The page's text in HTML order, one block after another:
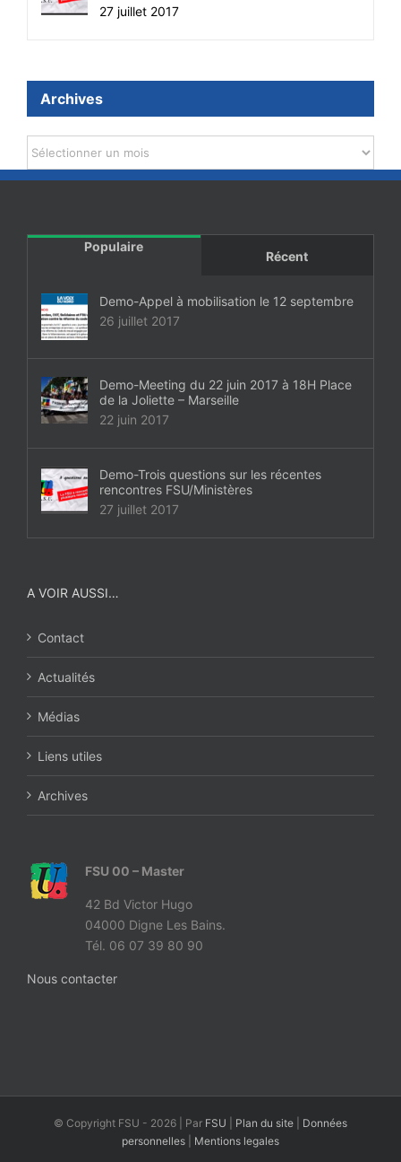
27 juillet 2017
Archives
Archives
Populaire
Récent
Demo-Appel à mobilisation le 12 septembre
26 juillet 2017
Demo-Meeting du 22 juin 2017 à 18H Place
de la Joliette – Marseille
22 juin 2017
Demo-Trois questions sur les récentes
rencontres FSU/Ministères
27 juillet 2017
A VOIR AUSSI…
Contact
Actualités
Médias
Liens utiles
Archives
FSU 00 – Master
42 Bd Victor Hugo
04000 Digne Les Bains.
Tél. 06 07 39 80 90
Nous contacter
© Copyright FSU - 2026 | Par FSU Plan du site
Données
personnelles
Mentions legales